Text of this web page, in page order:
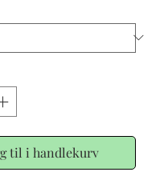
til i handlekurv